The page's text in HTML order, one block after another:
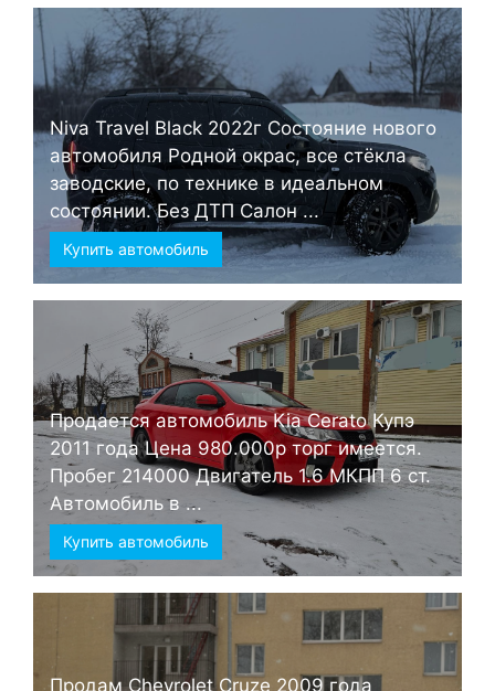
Niva Travel Black 2022г Состояние нового
автомобиля Родной окрас, все стёкла
заводские, по технике в идеальном
состоянии. Без ДТП Салон ...
Купить автомобиль
Продается автомобиль Kia Cerato Купэ
2011 года Цена 980.000р торг имеется.
Пробег 214000 Двигатель 1.6 МКПП 6 ст.
Автомобиль в ...
Купить автомобиль
Продам Chevrolet Cruze 2009 года